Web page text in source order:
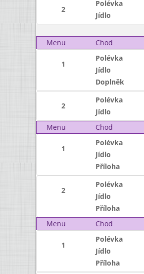
2
Polévka
Jídlo
Menu
Chod
1
Polévka
Jídlo
Doplněk
2
Polévka
Jídlo
Menu
Chod
1
Polévka
Jídlo
Příloha
2
Polévka
Jídlo
Příloha
Menu
Chod
1
Polévka
Jídlo
Příloha